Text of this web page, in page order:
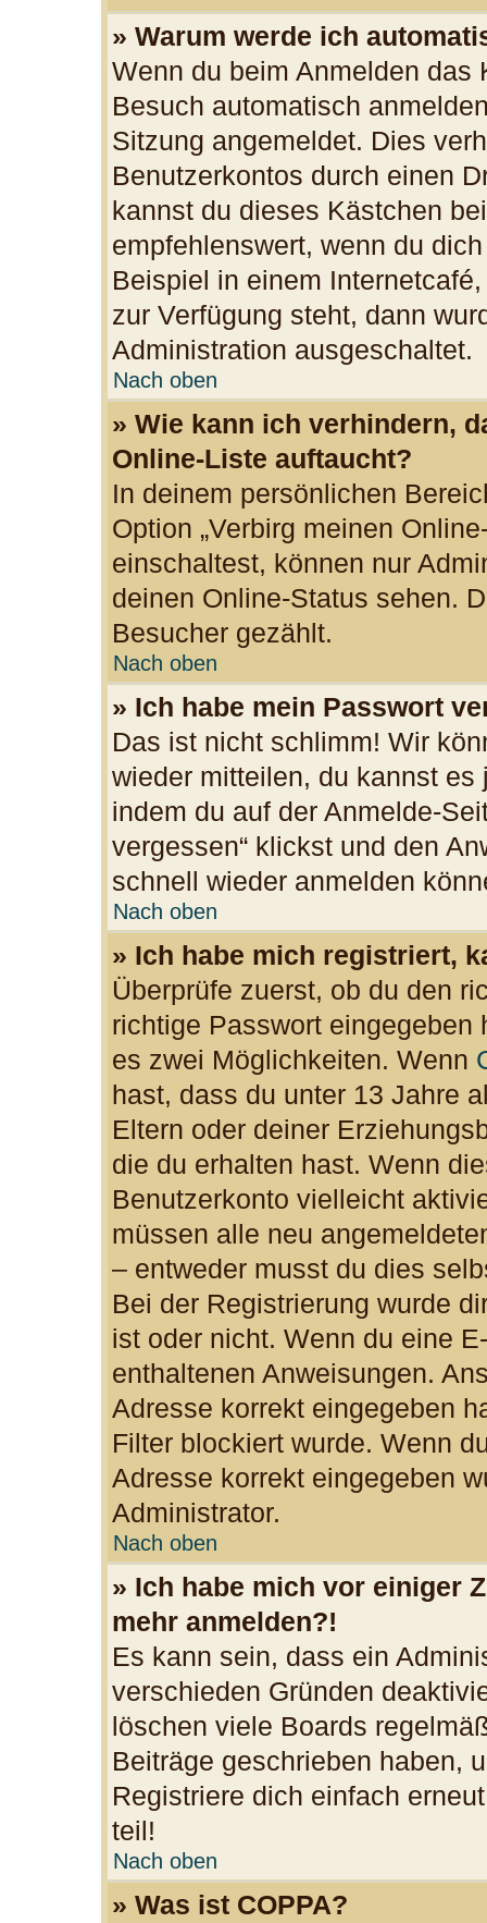
» Warum werde ich
Wenn du beim Anmelden das
Besuch automatisch
Sitzung angemeldet. Dies
Benutzerkontos durch einen
kannst du dieses Kästchen
empfehlenswert, wenn du
Beispiel in einem
zur Verfügung steht, dann
Administration ausgeschaltet.
Nach oben
» Wie kann ich verhindern,
Online-Liste auftaucht?
In deinem persönlichen
Option „Verbirg meinen
einschaltest, können nur
deinen Online-Status sehen.
Besucher gezählt.
Nach oben
» Ich habe mein Passwort
Das ist nicht schlimm! Wir
wieder mitteilen, du kannst
indem du auf der Anmelde-
vergessen“ klickst und den
schnell wieder anmelden
Nach oben
» Ich habe mich registriert,
Überprüfe zuerst, ob du den
richtige Passwort
es zwei Möglichkeiten. Wenn
hast, dass du unter 13 Jahre
Eltern oder deiner
die du erhalten hast. Wenn
Benutzerkonto vielleicht
müssen alle neu
– entweder musst du dies
Bei der Registrierung wurde
ist oder nicht. Wenn du eine
enthaltenen Anweisungen.
Adresse korrekt eingegeben
Filter blockiert wurde. Wenn
Adresse korrekt eingegeben
Administrator.
Nach oben
» Ich habe mich vor einiger
mehr anmelden?!
Es kann sein, dass ein
verschieden Gründen
löschen viele Boards
Beiträge geschrieben haben,
Registriere dich einfach
teil!
Nach oben
» Was ist COPPA?